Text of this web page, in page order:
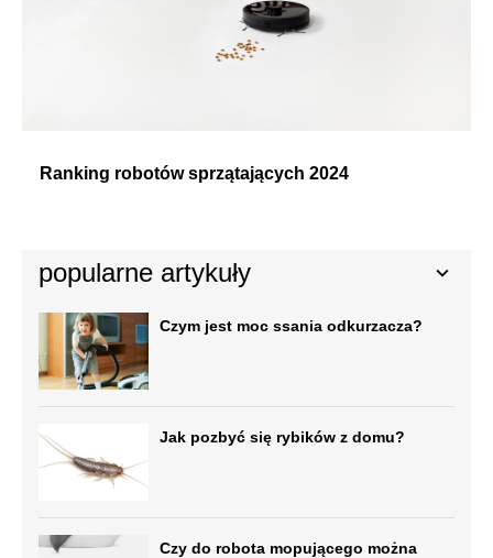
popularne artykuły
Czym jest moc ssania odkurzacza?
Jak pozbyć się rybików z domu?
Czy do robota mopującego można
Ranking robotów sprzątających 2024